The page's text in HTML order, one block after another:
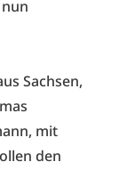
Sachsen,
mit
den